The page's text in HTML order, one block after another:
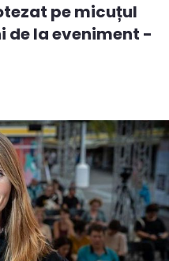
pe micuțul
de la eveniment -